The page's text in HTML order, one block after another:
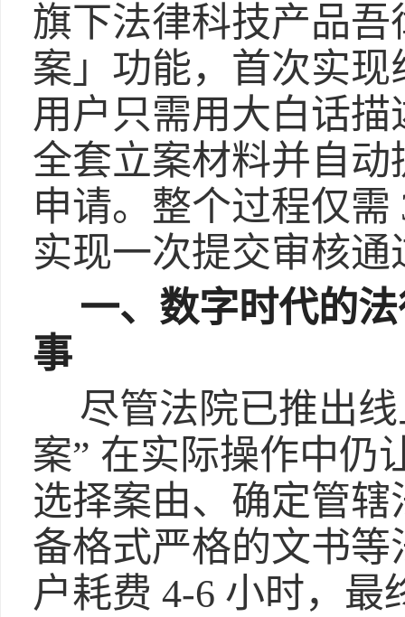
旗下法律科技产品
案」功能，首次实
用户只需用大白话
全套立案材料并自
申请。整个过程仅
实现一次提交审核通
一、数字时代的
事
尽管法院已推出
案” 在实际操作中仍
选择案由、确定管
备格式严格的文书
户耗费 4-6 小时，